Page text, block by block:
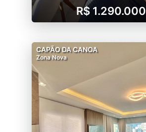
R$ 1.290.000
CAPÃO DA CANOA
Zona Nova